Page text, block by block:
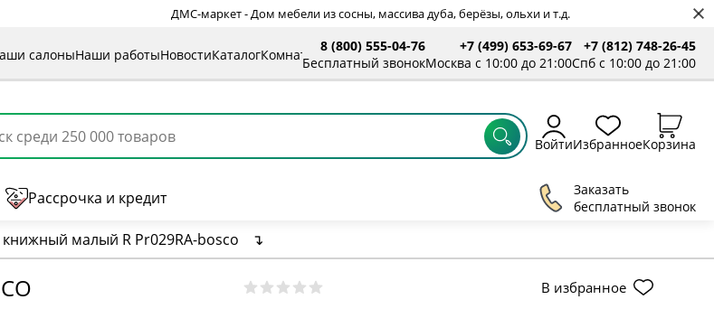
ДМС-маркет - Дом мебели из сосны, массива дуба, берёзы, ольхи и т.д.
салоныНаши работыНовостиКаталогКомнаты
8 (800) 555-04-76
Бесплатный звонок
+7 (499) 653-69-67
Москва с 10:00 до 21:00
+7 (812) 748-26-45
Спб с 10:00 до 21:00
ВойтиИзбранноеКорзина
Рассрочка и кредит
Заказать
бесплатный звонок
малый R Pr029RA-bosco ↴
В избранное